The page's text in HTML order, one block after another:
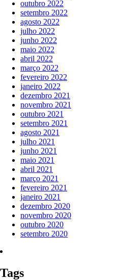
outubro 2022
setembro 2022
agosto 2022
julho 2022
junho 2022
maio 2022
abril 2022
março 2022
fevereiro 2022
janeiro 2022
dezembro 2021
novembro 2021
outubro 2021
setembro 2021
agosto 2021
julho 2021
junho 2021
maio 2021
abril 2021
março 2021
fevereiro 2021
janeiro 2021
dezembro 2020
novembro 2020
outubro 2020
setembro 2020
Tags